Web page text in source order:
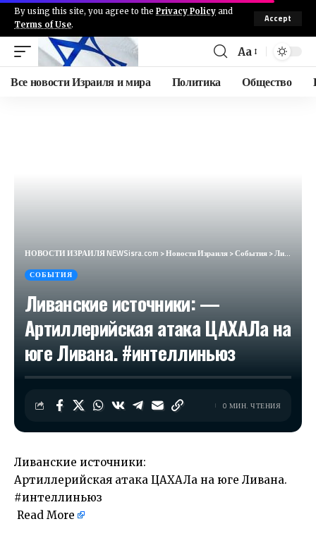
By using this site, you agree to the Privacy Policy and
Terms of Use.
Accept
Aa
Все новости Израиля и мира Политика Общество
НОВОСТИ ИЗРАИЛЯ NEWSisra.com >Новости Израиля>События>Ливанские источники: — Артиллерийская атака ЦАХАЛа на юге Ливана. #интеллиньюз
СОБЫТИЯ
Ливанские источники: —
Артиллерийская атака ЦАХАЛа на
юге Ливана. #интеллиньюз
0 МИН. ЧТЕНИЯ
Ливанские источники:
Артиллерийская атака ЦАХАЛа на юге Ливана.
#интеллиньюз
Read More